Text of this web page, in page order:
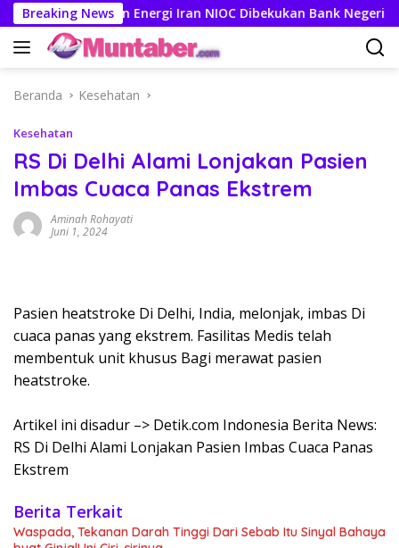
Langsung
ke
konten
Breaking News
Perusahaan Energi Iran NIOC Dibekukan Bank Negeri
Beranda Kesehatan
Kesehatan
RS Di Delhi Alami Lonjakan Pasien
Imbas Cuaca Panas Ekstrem
Aminah Rohayati
Juni 1, 2024
Pasien heatstroke Di Delhi, India, melonjak, imbas Di
cuaca panas yang ekstrem. Fasilitas Medis telah
membentuk unit khusus Bagi merawat pasien
heatstroke.
Artikel ini disadur –> Detik.com Indonesia Berita News:
RS Di Delhi Alami Lonjakan Pasien Imbas Cuaca Panas
Ekstrem
Berita Terkait
Waspada, Tekanan Darah Tinggi Dari Sebab Itu Sinyal Bahaya